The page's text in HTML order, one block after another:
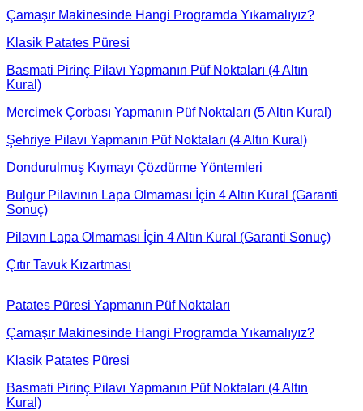
Çamaşır Makinesinde Hangi Programda Yıkamalıyız?
Klasik Patates Püresi
Basmati Pirinç Pilavı Yapmanın Püf Noktaları (4 Altın
Kural)
Mercimek Çorbası Yapmanın Püf Noktaları (5 Altın Kural)
Şehriye Pilavı Yapmanın Püf Noktaları (4 Altın Kural)
Dondurulmuş Kıymayı Çözdürme Yöntemleri
Bulgur Pilavının Lapa Olmaması İçin 4 Altın Kural (Garanti
Sonuç)
Pilavın Lapa Olmaması İçin 4 Altın Kural (Garanti Sonuç)
Çıtır Tavuk Kızartması
Patates Püresi Yapmanın Püf Noktaları
Çamaşır Makinesinde Hangi Programda Yıkamalıyız?
Klasik Patates Püresi
Basmati Pirinç Pilavı Yapmanın Püf Noktaları (4 Altın
Kural)